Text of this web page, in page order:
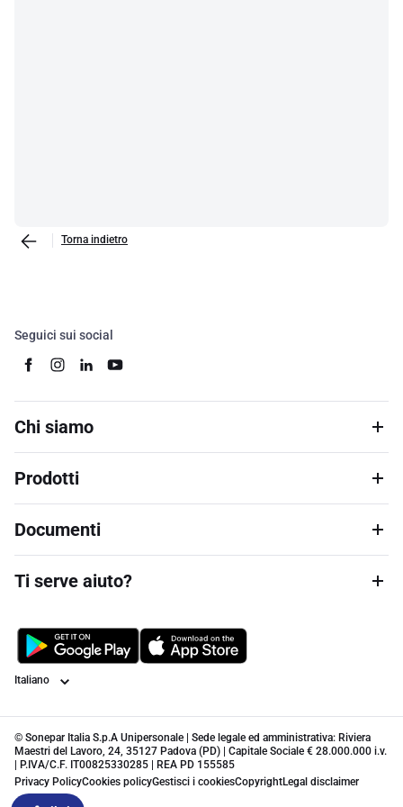
Torna indietro
Seguici sui social
Chi siamo
Prodotti
Documenti
Ti serve aiuto?
Lingua
© Sonepar Italia S.p.A Unipersonale | Sede legale ed amministrativa: Riviera
Maestri del Lavoro, 24, 35127 Padova (PD) | Capitale Sociale € 28.000.000 i.v.
| P.IVA/C.F. IT00825330285 | REA PD 155585
Privacy PolicyCookies policyGestisci i cookiesCopyrightLegal disclaimer